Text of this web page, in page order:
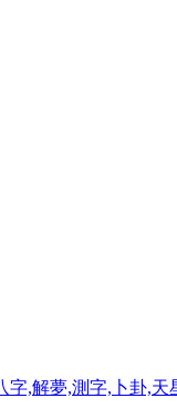
,解夢,測字,卜卦,